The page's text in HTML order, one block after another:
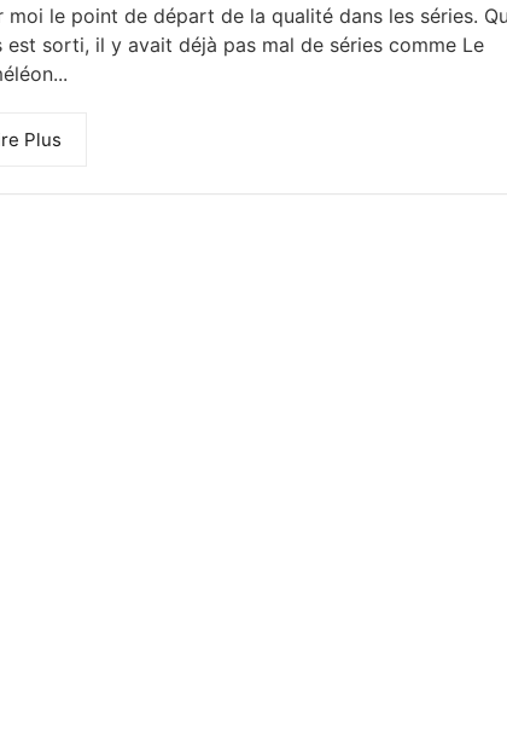
moi le point de départ de la qualité dans les séries.
est sorti, il y avait déjà pas mal de séries comme Le
Plus